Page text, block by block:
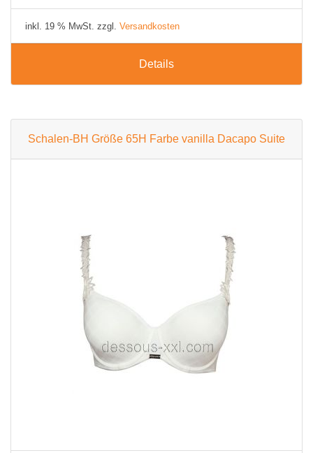
inkl. 19 % MwSt. zzgl. Versandkosten
Details
Schalen-BH Größe 65H Farbe vanilla Dacapo Suite